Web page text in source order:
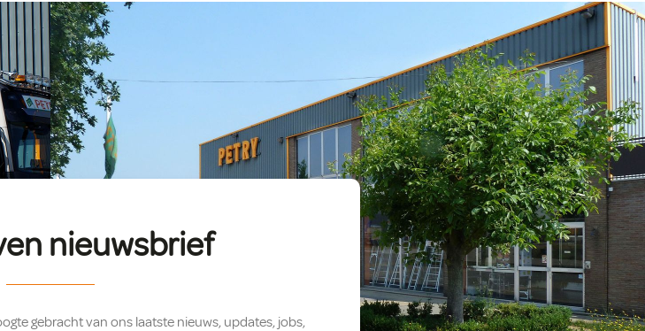
nieuwsbrief
gebracht van ons laatste nieuws, updates, jobs,